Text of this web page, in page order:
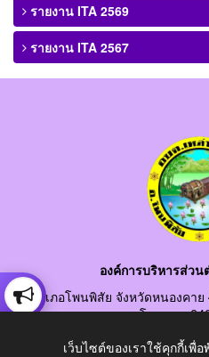
รายงาน ITA 2569
รายงาน ITA 2567
องค์การบริหารส่วน
อำเภอโพนพิสัย จังหวัดหนองคาย
โทรสาร.
อีเมลกลาง.
เว็บไซต์ของเราใช้คุกกี้เ